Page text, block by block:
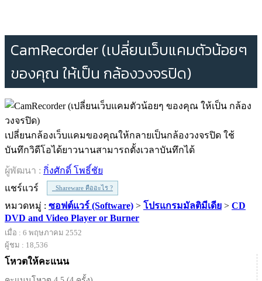
CamRecorder (เปลี่ยนเว็บแคมตัวน้อยๆ
ของคุณ ให้เป็น กล้องวงจรปิด)
เปลี่ยนกล้องเว็บแคมของคุณให้กลายเป็นกล้องวงจรปิด ใช้
บันทึกวิดีโอได้ยาวนานสามารถตั้งเวลาบันทึกได้
ผู้พัฒนา : กิ่งศักดิ์ โพธิ์ชัย
แชร์แวร์
Shareware คืออะไร ?
หมวดหมู่ : ซอฟต์แวร์ (Software) > โปรแกรมมัลติมีเดีย > CD
DVD and Video Player or Burner
เมื่อ : 6 พฤษภาคม 2552
ผู้ชม : 18,536
โหวตให้คะแนน